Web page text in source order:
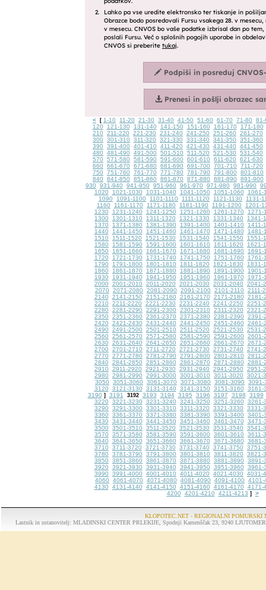
< [ 1-10 11-20 21-30 31-40 41-50 51-60 61-70 71-80
81-
120
121-130 131-140 141-150 151-160 161-170
171-180
210
211-220 221-230 231-240 241-250 251-260
261-270
300
301-310 311-320 321-330 331-340 341-350
351-360
390
391-400 401-410 411-420 421-430 431-440
441-450
480
481-490 491-500 501-510 511-520 521-530
531-540
570
571-580 581-590 591-600 601-610 611-620
621-630
660
661-670 671-680 681-690 691-700 701-710
711-720
750
751-760 761-770 771-780 781-790 791-800
801-810
840
841-850 851-860 861-870 871-880 881-890
891-900
930
931-940 941-950 951-960 961-970 971-980 981-990
1020
1021-1030 1031-1040 1041-1050 1051-1060
1061-
1090
1091-1100 1101-1110 1111-1120 1121-1130
1131-
1160
1161-1170 1171-1180 1181-1190 1191-1200
1201-
1230
1231-1240 1241-1250 1251-1260 1261-1270
1271-
1300
1301-1310 1311-1320 1321-1330 1331-1340
1341-
1370
1371-1380 1381-1390 1391-1400 1401-1410
1411-
1440
1441-1450 1451-1460 1461-1470 1471-1480
1481-
1510
1511-1520 1521-1530 1531-1540 1541-1550
1551-
1580
1581-1590 1591-1600 1601-1610 1611-1620
1621-
1650
1651-1660 1661-1670 1671-1680 1681-1690
1691-
1720
1721-1730 1731-1740 1741-1750 1751-1760
1761-
1790
1791-1800 1801-1810 1811-1820 1821-1830
1831-
1860
1861-1870 1871-1880 1881-1890 1891-1900
1901-
1930
1931-1940 1941-1950 1951-1960 1961-1970
1971-
2000
2001-2010 2011-2020 2021-2030 2031-2040
2041-
2070
2071-2080 2081-2090 2091-2100 2101-2110
2111-
2140
2141-2150 2151-2160 2161-2170 2171-2180
2181-
2210
2211-2220 2221-2230 2231-2240 2241-2250
2251-
2280
2281-2290 2291-2300 2301-2310 2311-2320
2321-
2350
2351-2360 2361-2370 2371-2380 2381-2390
2391-
2420
2421-2430 2431-2440 2441-2450 2451-2460
2461-
2490
2491-2500 2501-2510 2511-2520 2521-2530
2531-
2560
2561-2570 2571-2580 2581-2590 2591-2600
2601-
2630
2631-2640 2641-2650 2651-2660 2661-2670
2671-
2700
2701-2710 2711-2720 2721-2730 2731-2740
2741-
2770
2771-2780 2781-2790 2791-2800 2801-2810
2811-
2840
2841-2850 2851-2860 2861-2870 2871-2880
2881-
2910
2911-2920 2921-2930 2931-2940 2941-2950
2951-
2980
2981-2990 2991-3000 3001-3010 3011-3020
3021-
3050
3051-3060 3061-3070 3071-3080 3081-3090
3091-
3120
3121-3130 3131-3140 3141-3150 3151-3160
3161-
3190 ] 3191 3192 3193 3194 3195 3196 3197 3198
3199
3220
3221-3230 3231-3240 3241-3250 3251-3260
3261-
3290
3291-3300 3301-3310 3311-3320 3321-3330
3331-
3360
3361-3370 3371-3380 3381-3390 3391-3400
3401-
3430
3431-3440 3441-3450 3451-3460 3461-3470
3471-
3500
3501-3510 3511-3520 3521-3530 3531-3540
3541-
3570
3571-3580 3581-3590 3591-3600 3601-3610
3611-
3640
3641-3650 3651-3660 3661-3670 3671-3680
3681-
3710
3711-3720 3721-3730 3731-3740 3741-3750
3751-
3780
3781-3790 3791-3800 3801-3810 3811-3820
3821-
3850
3851-3860 3861-3870 3871-3880 3881-3890
3891-
3920
3921-3930 3931-3940 3941-3950 3951-3960
3961-
3990
3991-4000 4001-4010 4011-4020 4021-4030
4031-
4060
4061-4070 4071-4080 4081-4090 4091-4100
4101-
4130
4131-4140 4141-4150 4151-4160 4161-4170
4171-
4200
4201-4210 4211-4213 ] >
KLOPOTEC.NET - REGIONALNI POMURSKI
Lastnik in ustanovitelj: MLADINSKI CENTER PRLEKIJE, Spodnji Kamenščak 23, 9240